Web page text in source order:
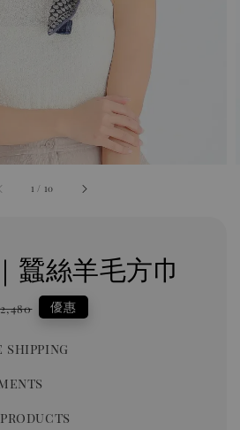
1 / 10
蠶絲羊毛方巾
優惠